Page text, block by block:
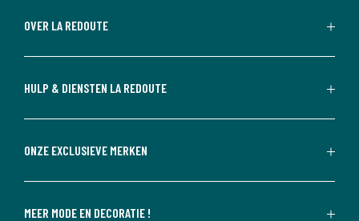
OVER LA REDOUTE
HULP & DIENSTEN LA REDOUTE
ONZE EXCLUSIEVE MERKEN
MEER MODE EN DECORATIE !